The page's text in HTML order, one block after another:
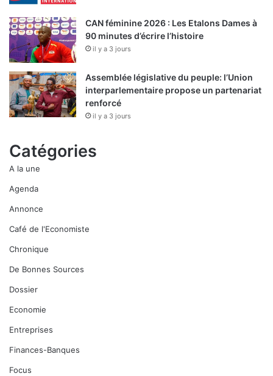
CAN féminine 2026 : Les Etalons Dames à
90 minutes d’écrire l’histoire
il y a 3 jours
Assemblée législative du peuple: l’Union
interparlementaire propose un partenariat
renforcé
il y a 3 jours
Catégories
A la une
Agenda
Annonce
Café de l'Economiste
Chronique
De Bonnes Sources
Dossier
Economie
Entreprises
Finances-Banques
Focus